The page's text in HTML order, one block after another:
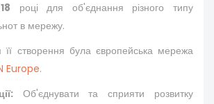
році для об'єднання різного типу
в мережу.
створення була європейська мережа
Europe.
Об'єднувати та сприяти розвитку